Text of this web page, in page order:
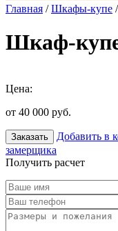
Главная /Шкафы-купе /
Шкаф-
Цена:
от 40 000 руб.
Заказать Добавить в
замерщика
Получить расчет